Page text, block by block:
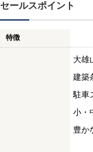
セールスポイント
特徴
大雄
建築
駐車
小・
豊か